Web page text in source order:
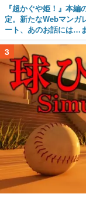
『超かぐや姫！』本
定。新たなWebマンガ
ート、あのお話には…
3